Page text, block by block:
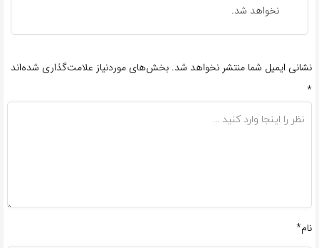
نخواهد شد.
نشانی ایمیل شما منتشر نخواهد شد. بخش‌های موردنیاز علامت‌گذاری شده‌اند
*
نام*